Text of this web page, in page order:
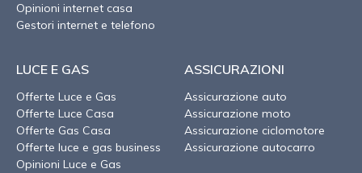
Opinioni internet casa
Gestori internet e telefono
LUCE E GAS
Offerte Luce e Gas
Offerte Luce Casa
Offerte Gas Casa
Offerte luce e gas business
Opinioni Luce e Gas
ASSICURAZIONI
Assicurazione auto
Assicurazione moto
Assicurazione ciclomotore
Assicurazione autocarro